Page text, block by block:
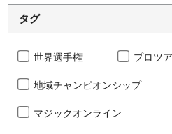
タグ
世界選手権 プロツ
地域チャンピオンシップ
マジックオンライン